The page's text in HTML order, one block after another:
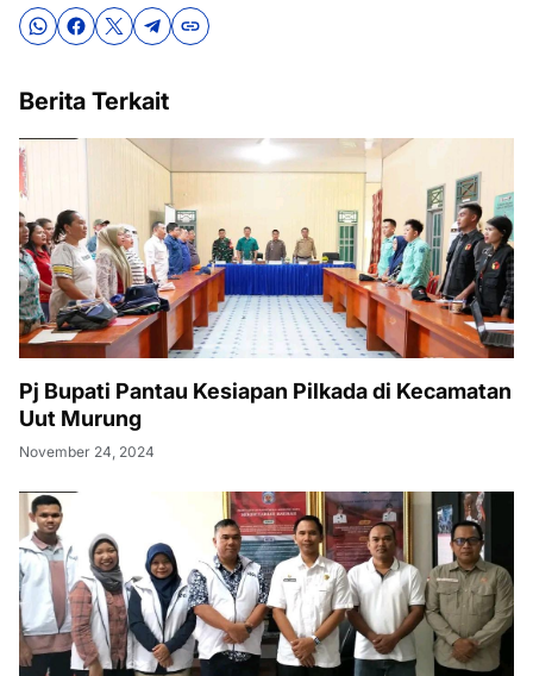
Berita Terkait
Pj Bupati Pantau Kesiapan Pilkada di Kecamatan
Uut Murung
November 24, 2024